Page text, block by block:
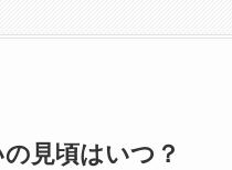
見頃はいつ？